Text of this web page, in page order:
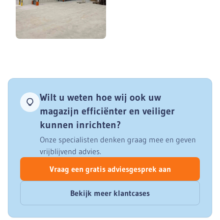
Wilt u weten hoe wij ook uw
magazijn efficiënter en veiliger
kunnen inrichten?
Onze specialisten denken graag mee en geven
vrijblijvend advies.
Vraag een gratis adviesgesprek aan
Bekijk meer klantcases